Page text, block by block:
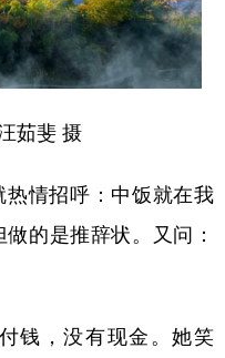
茹斐 摄
情招呼：中饭就在我
的是推辞状。又问：
，没有现金。她笑